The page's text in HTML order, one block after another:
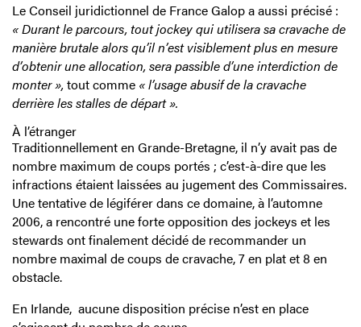
Le Conseil juridictionnel de France Galop a aussi précisé :
« Durant le parcours, tout jockey qui utilisera sa cravache de
manière brutale alors qu’il n’est visiblement plus en mesure
d’obtenir une allocation, sera passible d’une interdiction de
monter », tout comme « l’usage abusif de la cravache
derrière les stalles de départ ».
À l’étranger
Traditionnellement en Grande-Bretagne, il n’y avait pas de
nombre maximum de coups portés ; c’est-à-dire que les
infractions étaient laissées au jugement des Commissaires.
Une tentative de légiférer dans ce domaine, à l’automne
2006, a rencontré une forte opposition des jockeys et les
stewards ont finalement décidé de recommander un
nombre maximal de coups de cravache, 7 en plat et 8 en
obstacle.
En Irlande, aucune disposition précise n’est en place